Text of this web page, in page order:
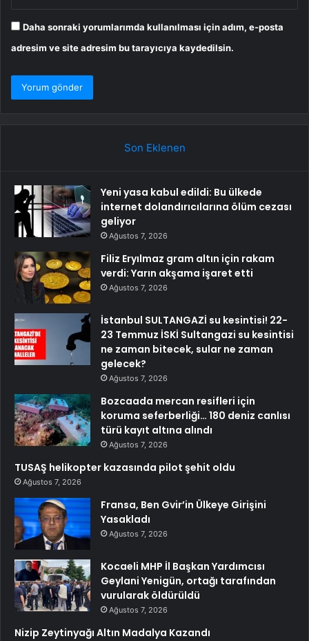
Daha sonraki yorumlarımda kullanılması için adım, e-posta
adresim ve site adresim bu tarayıcıya kaydedilsin.
Son Eklenen
Yeni yasa kabul edildi: Bu ülkede
internet dolandırıcılarına ölüm cezası
geliyor
Ağustos 7, 2026
Filiz Eryılmaz gram altın için rakam
verdi: Yarın akşama işaret etti
Ağustos 7, 2026
İstanbul SULTANGAZİ su kesintisi! 22-
23 Temmuz İSKİ Sultangazi su kesintisi
ne zaman bitecek, sular ne zaman
gelecek?
Ağustos 7, 2026
Bozcaada mercan resifleri için
koruma seferberliği… 180 deniz canlısı
türü kayıt altına alındı
Ağustos 7, 2026
TUSAŞ helikopter kazasında pilot şehit oldu
Ağustos 7, 2026
Fransa, Ben Gvir’in Ülkeye Girişini
Yasakladı
Ağustos 7, 2026
Kocaeli MHP İl Başkan Yardımcısı
Geylani Yenigün, ortağı tarafından
vurularak öldürüldü
Ağustos 7, 2026
Nizip Zeytinyağı Altın Madalya Kazandı